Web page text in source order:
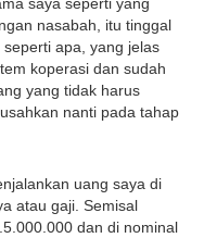
saya seperti yang
nasabah, itu tinggal
apa, yang jelas
koperasi dan sudah
yang tidak harus
nanti pada tahap
uang saya di
atau gaji. Semisal
dan di nominal